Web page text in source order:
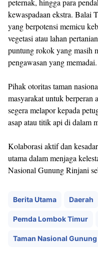
peternak, hingga para
kewaspadaan ekstra. Balai
yang berpotensi memicu
vegetasi atau lahan
puntung rokok yang masih
pengawasan yang memadai.
Pihak otoritas taman
masyarakat untuk berperan
segera melapor kepada
asap atau titik api di dalam
Kolaborasi aktif dan
utama dalam menjaga
Nasional Gunung Rinjani
Berita Utama Daerah
Pemda Lombok Timur
Taman Nasional